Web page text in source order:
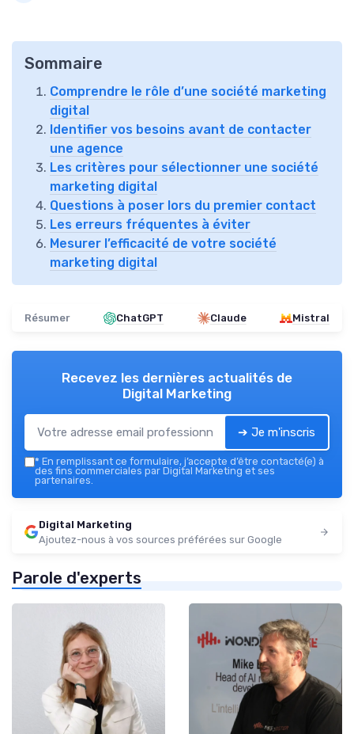
Sommaire
Comprendre le rôle d’une société marketing
digital
Identifier vos besoins avant de contacter
une agence
Les critères pour sélectionner une société
marketing digital
Questions à poser lors du premier contact
Les erreurs fréquentes à éviter
Mesurer l’efficacité de votre société
marketing digital
Résumer ChatGPT Claude Mistral
Recevez les dernières actualités de
Digital Marketing
➔ Je m'inscris
* En remplissant ce formulaire, j’accepte d’être contacté(e) à
des fins commerciales par Digital Marketing et ses
partenaires.
Digital Marketing
Ajoutez-nous à vos sources préférées sur Google
Parole d'experts